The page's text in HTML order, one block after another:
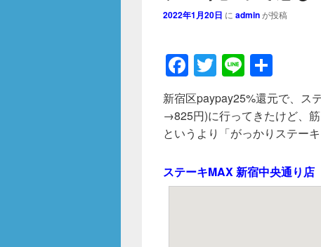
2022年1月20日 に adminが投稿
F
a
c
e
o
T
wi
tt
er
Li
n
e
有
新宿区paypay25%還元で、ス
→825円)に行ってきたけど、
というより「がっかりステー
ステーキMAX 新宿中央通り店